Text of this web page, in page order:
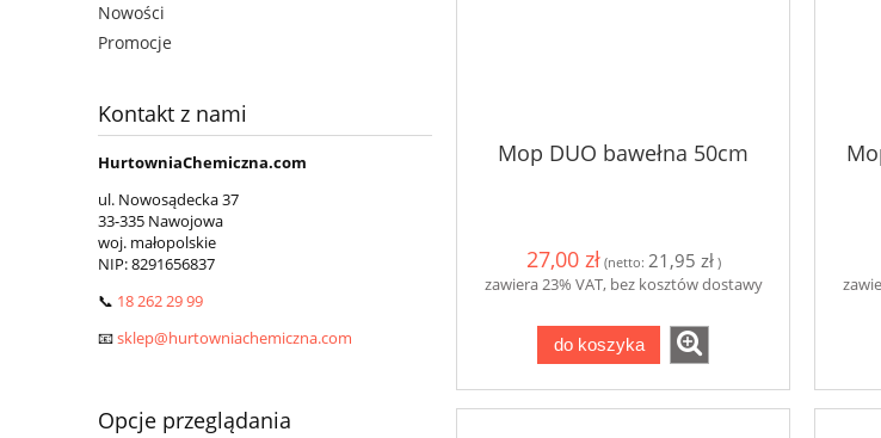
Nowości
Promocje
Kontakt z nami
HurtowniaChemiczna.com
ul. Nowosądecka 37
33-335 Nawojowa
woj. małopolskie
NIP:8291656837
📞 18 262 29 99
📧sklep@hurtowniachemiczna.com
Opcje przeglądania
Mop DUO bawełna 50cm
27,00 zł (netto: 21,95 zł)
zawiera 23% VAT, bez kosztów dostawy
do koszyka